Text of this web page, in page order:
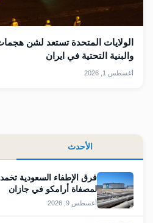
الولايات المتحدة تستعد لشن
والبنية التحتية في ايران
أغسطس 1, 2026
الأحدث
فرق الإطفاء السعودية
لمصفاة أرامكو في جازان
أغسطس 9, 2026